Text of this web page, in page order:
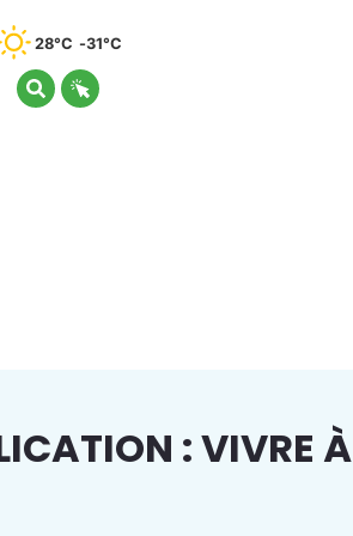
28°C 31°C
: VIVRE À